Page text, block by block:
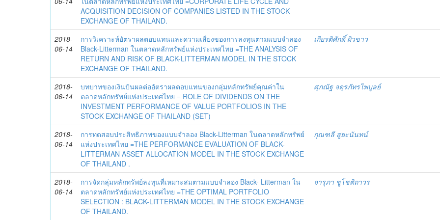
ACQUISITION DECISION OF COMPANIES LISTED IN THE STOCK
EXCHANGE OF THAILAND.
2018-
06-14
การวิเคราะห์อัตราผลตอบแทนและความเสี่ยงของการลงทุนตามแบบจำลอง
Black-Litterman ในตลาดหลักทรัพย์แห่งประเทศไทย =THE ANALYSIS OF
RETURN AND RISK OF BLACK-LITTERMAN MODEL IN THE STOCK
EXCHANGE OF THAILAND.
เกียรติศักดิ์ ผิวขาว
2018-
06-14
บทบาทของเงินปันผลต่ออัตราผลตอบแทนของกลุ่มหลักทรัพย์คุณค่าใน
ตลาดหลักทรัพย์แห่งประเทศไทย = ROLE OF DIVIDENDS ON THE
INVESTMENT PERFORMANCE OF VALUE PORTFOLIOS IN THE
STOCK EXCHANGE OF THAILAND (SET)
ศุภณัฐ จตุรภัทรไพบูลย์
2018-
06-14
การทดสอบประสิทธิภาพของแบบจำลอง Black-Litterman ในตลาดหลักทรัพย์
แห่งประเทศไทย =THE PERFORMANCE EVALUATION OF BLACK-
LITTERMAN ASSET ALLOCATION MODEL IN THE STOCK EXCHANGE
OF THAILAND .
กุณฑลี สูยะนันทน์
2018-
06-14
การจัดกลุ่มหลักทรัพย์ลงทุนที่เหมาะสมตามแบบจำลอง Black- Litterman ใน
ตลาดหลักทรัพย์แห่งประเทศไทย =THE OPTIMAL PORTFOLIO
SELECTION : BLACK-LITTERMAN MODEL IN THE STOCK EXCHANGE
OF THAILAND.
จารุภา ชูโชติถาวร